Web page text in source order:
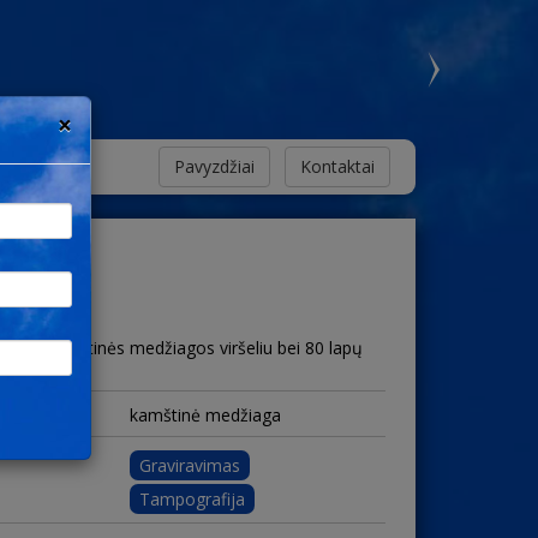
Pavyzdžiai Kontaktai
kamštinės medžiagos viršeliu bei 80 lapų
kamštinė medžiaga
Graviravimas
Tampografija
×